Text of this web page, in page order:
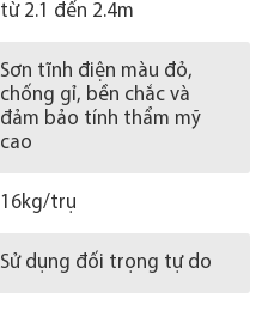
từ 2.1 đến 2.4m
Sơn tĩnh điện màu đỏ,
chống gỉ, bền chắc và
đảm bảo tính thẩm mỹ
cao
16kg/trụ
Sử dụng đối trọng tự do